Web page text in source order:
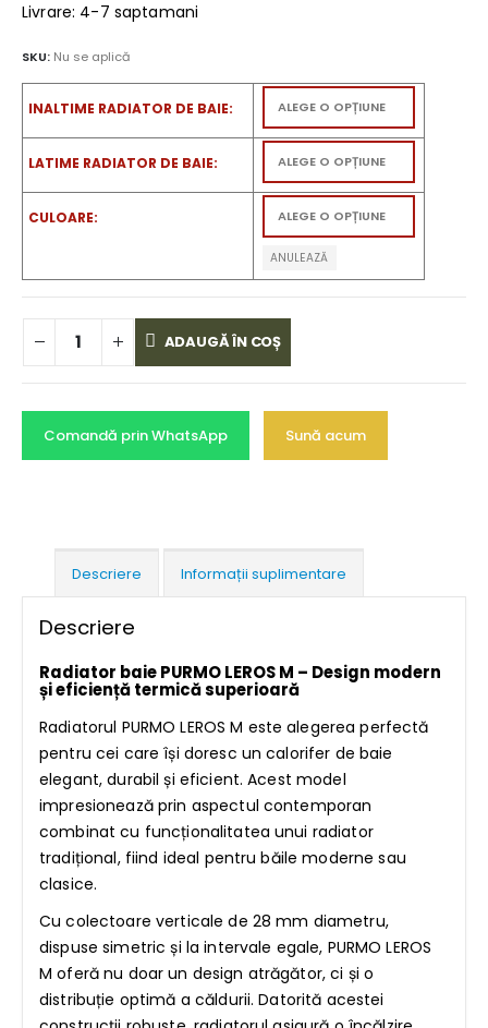
Livrare: 4-7 saptamani
SKU: Nu se aplică
INALTIME RADIATOR DE BAIE
LATIME RADIATOR DE BAIE
CULOARE
ANULEAZĂ
ADAUGĂ ÎN COȘ
Comandă prin WhatsApp Sună acum
Descriere Informații suplimentare
Descriere
Radiator baie PURMO LEROS M – Design modern
și eficiență termică superioară
Radiatorul PURMO LEROS M este alegerea perfectă
pentru cei care își doresc un calorifer de baie
elegant, durabil și eficient. Acest model
impresionează prin aspectul contemporan
combinat cu funcționalitatea unui radiator
tradițional, fiind ideal pentru băile moderne sau
clasice.
Cu colectoare verticale de 28 mm diametru,
dispuse simetric și la intervale egale, PURMO LEROS
M oferă nu doar un design atrăgător, ci și o
distribuție optimă a căldurii. Datorită acestei